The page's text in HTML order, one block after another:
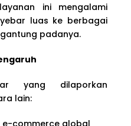
ini mengalami
luas ke berbagai
padanya.
yang dilaporkan
lain:
commerce global